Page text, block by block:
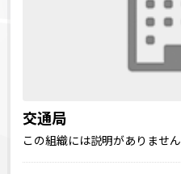
交通局
この組織には説明がありません